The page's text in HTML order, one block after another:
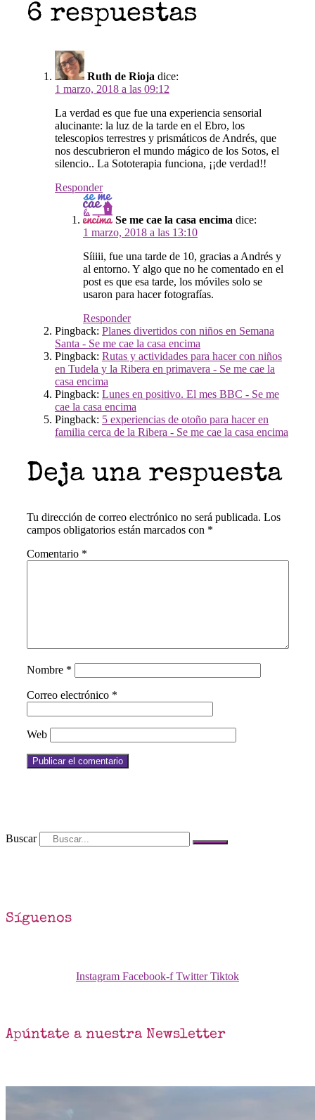
6 respuestas
Ruth de Rioja dice:
1 marzo, 2018 a las 09:12
La verdad es que fue una experiencia sensorial
alucinante: la luz de la tarde en el Ebro, los
telescopios terrestres y prismáticos de Andrés, que
nos descubrieron el mundo mágico de los Sotos, el
silencio.. La Sototerapia funciona, ¡¡de verdad!!
Responder
Se me cae la casa encima dice:
1 marzo, 2018 a las 13:10
Síiiii, fue una tarde de 10, gracias a Andrés y
al entorno. Y algo que no he comentado en el
post es que esa tarde, los móviles solo se
usaron para hacer fotografías.
Responder
Pingback: Planes divertidos con niños en Semana
Santa - Se me cae la casa encima
Pingback: Rutas y actividades para hacer con niños
en Tudela y la Ribera en primavera - Se me cae la
casa encima
Pingback: Lunes en positivo. El mes BBC - Se me
cae la casa encima
Pingback: 5 experiencias de otoño para hacer en
familia cerca de la Ribera - Se me cae la casa encima
Deja una respuesta
Tu dirección de correo electrónico no será publicada. Los
campos obligatorios están marcados con *
Comentario *
Nombre *
Correo electrónico *
Web
Buscar
Síguenos
Instagram Facebook-f Twitter Tiktok
Apúntate a nuestra Newsletter